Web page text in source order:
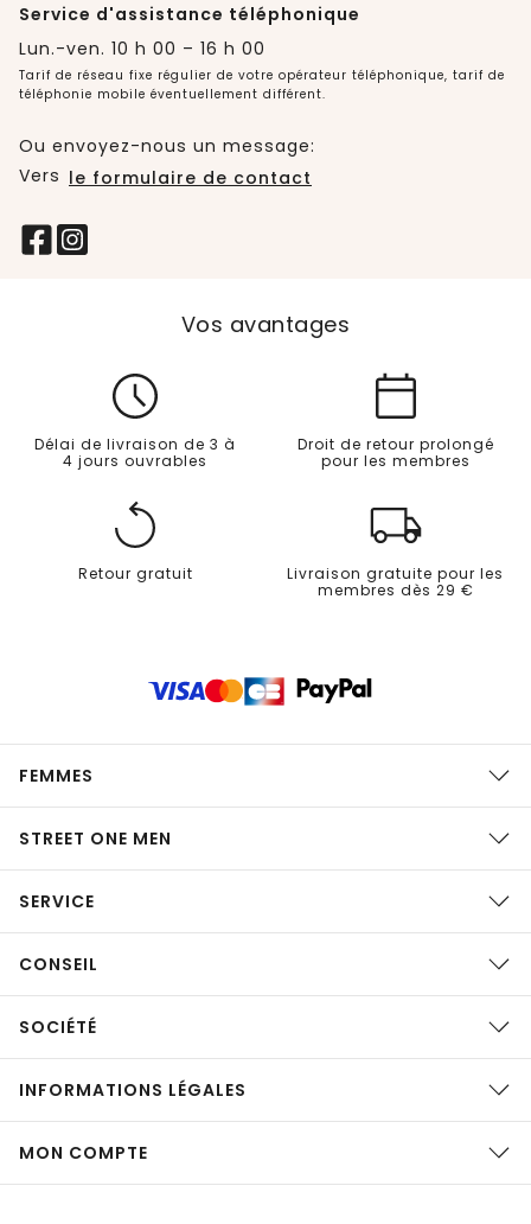
Service d'assistance téléphonique
Lun.-ven. 10 h 00 – 16 h 00
Tarif de réseau fixe régulier de votre opérateur téléphonique, tarif de
téléphonie mobile éventuellement différent.
Ou envoyez-nous un message:
Vers le formulaire de contact
Vos avantages
Délai de livraison de 3 à
4 jours ouvrables
Droit de retour prolongé
pour les membres
Retour gratuit
Livraison gratuite pour les
membres dès 29 €
FEMMES
STREET ONE MEN
SERVICE
CONSEIL
SOCIÉTÉ
INFORMATIONS LÉGALES
MON COMPTE